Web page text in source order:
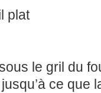
plat
le gril du
ce que